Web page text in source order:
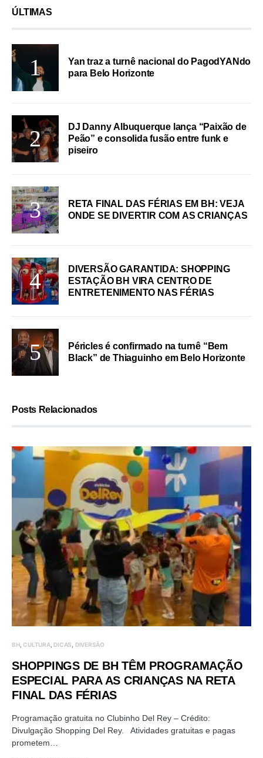
ÚLTIMAS
Yan traz a turnê nacional do PagodYANdo
para Belo Horizonte
DJ Danny Albuquerque lança “Paixão de
Peão” e consolida fusão entre funk e
piseiro
RETA FINAL DAS FÉRIAS EM BH: VEJA
ONDE SE DIVERTIR COM AS CRIANÇAS
DIVERSÃO GARANTIDA: SHOPPING
ESTAÇÃO BH VIRA CENTRO DE
ENTRETENIMENTO NAS FÉRIAS
Péricles é confirmado na turnê “Bem
Black” de Thiaguinho em Belo Horizonte
Posts Relacionados
BH CULTURA DICAS DIVERSÃO
SHOPPINGS DE BH TÊM PROGRAMAÇÃO
ESPECIAL PARA AS CRIANÇAS NA RETA
FINAL DAS FÉRIAS
Programação gratuita no Clubinho Del Rey – Crédito:
Divulgação Shopping Del Rey. Atividades gratuitas e pagas
prometem…